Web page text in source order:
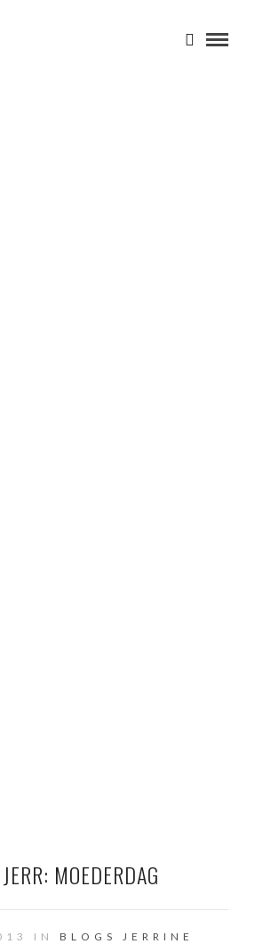
MOEDERDAG
IN BLOGS JERRINE